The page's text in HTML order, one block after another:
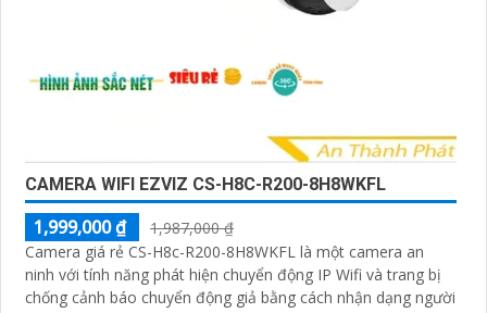
CAMERA WIFI EZVIZ CS-H8C-R200-8H8WKFL
1,999,000 ₫
1,987,000 ₫
Camera giá rẻ CS-H8c-R200-8H8WKFL là một camera an
ninh với tính năng phát hiện chuyển động IP Wifi và trang bị
chống cảnh báo chuyển động giả bằng cách nhận dạng người